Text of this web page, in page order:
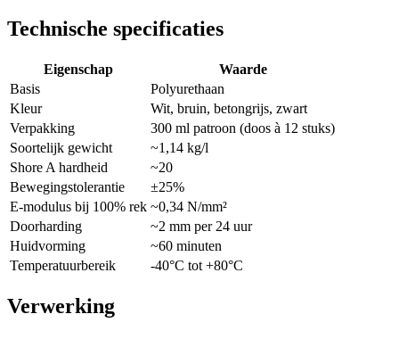
Technische specificaties
Eigenschap
Waarde
Basis
Polyurethaan
Kleur
Wit, bruin, betongrijs, zwart
Verpakking
300 ml patroon (doos à 12 stuks)
Soortelijk gewicht
~1,14 kg/l
Shore A hardheid
~20
Bewegingstolerantie
±25%
E-modulus bij 100% rek ~0,34 N/mm²
Doorharding
~2 mm per 24 uur
Huidvorming
~60 minuten
Temperatuurbereik
-40°C tot +80°C
Verwerking